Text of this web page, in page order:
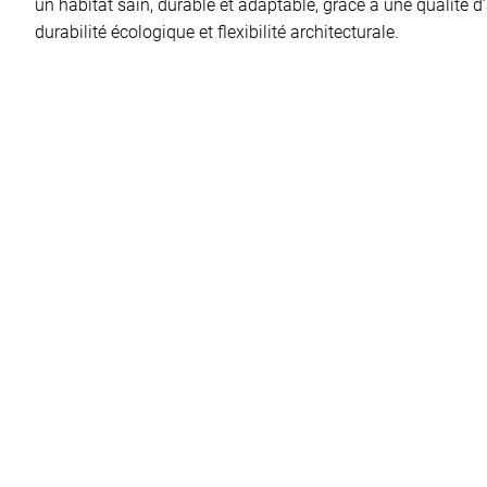
un habitat sain, durable et adaptable, grâce à une qualité
durabilité écologique et flexibilité architecturale.